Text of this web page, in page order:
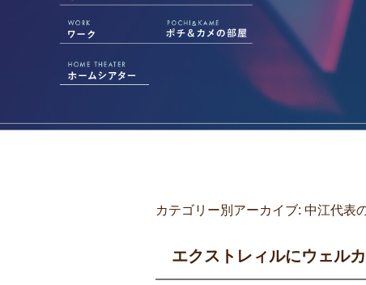
カテゴリー別アーカイブ: 中江代表
エクストレィルにウェル